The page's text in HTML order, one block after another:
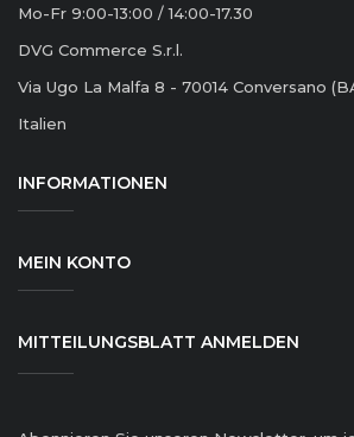
Mo-Fr 9:00-13:00 / 14:00-17.30
DVG Commerce S.r.l.
Via Ugo La Malfa 8 - 70014 Conversano
Italien
INFORMATIONEN
MEIN KONTO
MITTEILUNGSBLATT ANMELDEN